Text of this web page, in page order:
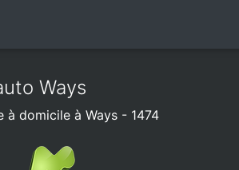
Ways
à domicile à Ways - 1474